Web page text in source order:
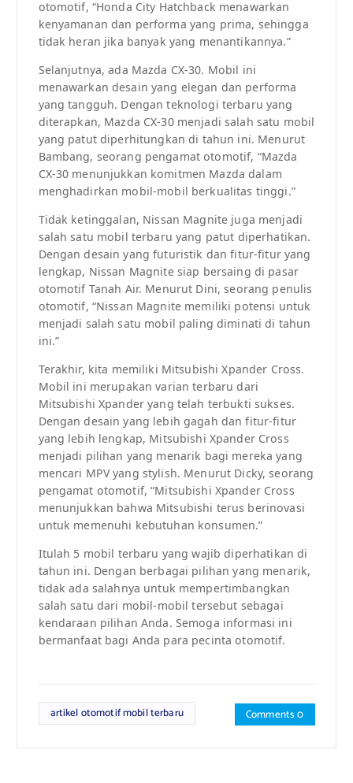
otomotif, “Honda City Hatchback menawarkan
kenyamanan dan performa yang prima, sehingga
tidak heran jika banyak yang menantikannya.”
Selanjutnya, ada Mazda CX-30. Mobil ini
menawarkan desain yang elegan dan performa
yang tangguh. Dengan teknologi terbaru yang
diterapkan, Mazda CX-30 menjadi salah satu mobil
yang patut diperhitungkan di tahun ini. Menurut
Bambang, seorang pengamat otomotif, “Mazda
CX-30 menunjukkan komitmen Mazda dalam
menghadirkan mobil-mobil berkualitas tinggi.”
Tidak ketinggalan, Nissan Magnite juga menjadi
salah satu mobil terbaru yang patut diperhatikan.
Dengan desain yang futuristik dan fitur-fitur yang
lengkap, Nissan Magnite siap bersaing di pasar
otomotif Tanah Air. Menurut Dini, seorang penulis
otomotif, “Nissan Magnite memiliki potensi untuk
menjadi salah satu mobil paling diminati di tahun
ini.”
Terakhir, kita memiliki Mitsubishi Xpander Cross.
Mobil ini merupakan varian terbaru dari
Mitsubishi Xpander yang telah terbukti sukses.
Dengan desain yang lebih gagah dan fitur-fitur
yang lebih lengkap, Mitsubishi Xpander Cross
menjadi pilihan yang menarik bagi mereka yang
mencari MPV yang stylish. Menurut Dicky, seorang
pengamat otomotif, “Mitsubishi Xpander Cross
menunjukkan bahwa Mitsubishi terus berinovasi
untuk memenuhi kebutuhan konsumen.”
Itulah 5 mobil terbaru yang wajib diperhatikan di
tahun ini. Dengan berbagai pilihan yang menarik,
tidak ada salahnya untuk mempertimbangkan
salah satu dari mobil-mobil tersebut sebagai
kendaraan pilihan Anda. Semoga informasi ini
bermanfaat bagi Anda para pecinta otomotif.
artikel otomotif mobil terbaru Comments 0